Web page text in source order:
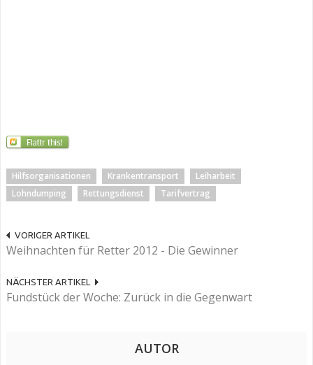
Hilfsorganisationen Krankentransport
Leiharbeit
Lohndumping
Rettungsdienst Tarifvertrag
VORIGER ARTIKEL
Weihnachten für Retter 2012 - Die Gewinner
NÄCHSTER ARTIKEL
Fundstück der Woche: Zurück in die Gegenwart
AUTOR